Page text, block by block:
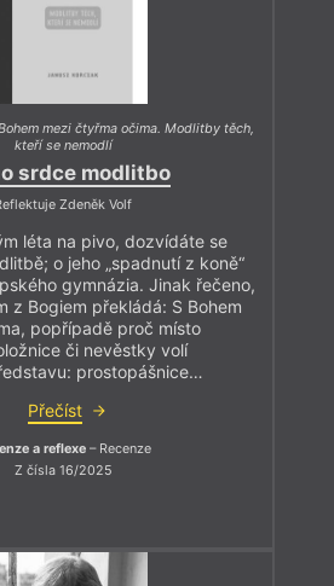
mezi čtyřma očima. Modlitby těch,
kteří se nemodlí
srdce modlitbo
Zdeněk Volf
léta na pivo, dozvídáte se
o jeho „spadnutí z koně“
gymnázia. Jinak řečeno,
z Bogiem překládá: S Bohem
popřípadě proč místo
či nevěstky volí
prostopášnice…
Přečíst
a reflexe– Recenze
Z čísla 16/2025